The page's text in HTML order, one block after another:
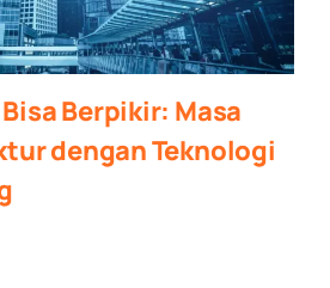
Berpikir: Masa
dengan Teknologi